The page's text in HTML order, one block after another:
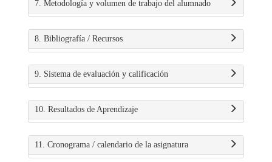
7. Metodología y volumen de trabajo del alumnado
8. Bibliografía / Recursos
9. Sistema de evaluación y calificación
10. Resultados de Aprendizaje
11. Cronograma / calendario de la asignatura